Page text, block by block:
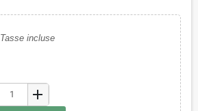
Tasse incluse
add